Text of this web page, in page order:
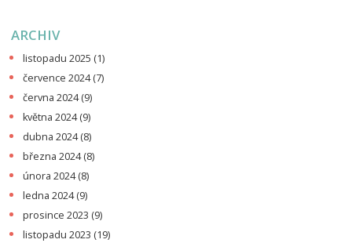
ARCHIV
listopadu 2025 (1)
července 2024(7)
června 2024(9)
května 2024(9)
dubna 2024(8)
března 2024(8)
února 2024(8)
ledna 2024(9)
prosince 2023 (9)
listopadu 2023 (19)